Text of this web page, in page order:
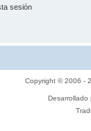
sesión
Copyright © 2006 -
Desarrollado